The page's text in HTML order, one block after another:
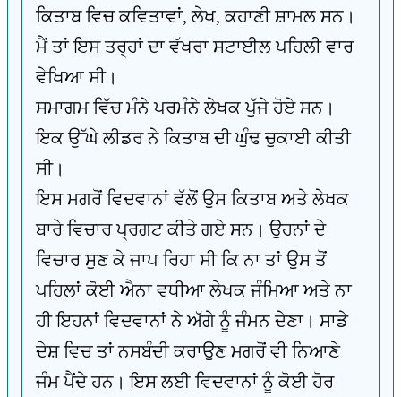
ਕਿਤਾਬ ਵਿਚ ਕਵਿਤਾਵਾਂ, ਲੇਖ, ਕਹਾਣੀ ਸ਼ਾਮਲ ਸਨ।
ਮੈਂ ਤਾਂ ਇਸ ਤਰ੍ਹਾਂ ਦਾ ਵੱਖਰਾ ਸਟਾਈਲ ਪਹਿਲੀ ਵਾਰ
ਵੇਖਿਆ ਸੀ।
ਸਮਾਗਮ ਵਿੱਚ ਮੰਨੇ ਪਰਮੰਨੇ ਲੇਖਕ ਪੁੱਜੇ ਹੋਏ ਸਨ।
ਇਕ ਉੱਘੇ ਲੀਡਰ ਨੇ ਕਿਤਾਬ ਦੀ ਘੁੰਢ ਚੁਕਾਈ ਕੀਤੀ
ਸੀ।
ਇਸ ਮਗਰੋਂ ਵਿਦਵਾਨਾਂ ਵੱਲੋਂ ਉਸ ਕਿਤਾਬ ਅਤੇ ਲੇਖਕ
ਬਾਰੇ ਵਿਚਾਰ ਪ੍ਰਗਟ ਕੀਤੇ ਗਏ ਸਨ। ਉਹਨਾਂ ਦੇ
ਵਿਚਾਰ ਸੁਣ ਕੇ ਜਾਪ ਰਿਹਾ ਸੀ ਕਿ ਨਾ ਤਾਂ ਉਸ ਤੋਂ
ਪਹਿਲਾਂ ਕੋਈ ਐਨਾ ਵਧੀਆ ਲੇਖਕ ਜੰਮਿਆ ਅਤੇ ਨਾ
ਹੀ ਇਹਨਾਂ ਵਿਦਵਾਨਾਂ ਨੇ ਅੱਗੇ ਨੂੰ ਜੰਮਨ ਦੇਣਾ। ਸਾਡੇ
ਦੇਸ਼ ਵਿਚ ਤਾਂ ਨਸਬੰਦੀ ਕਰਾਉਣ ਮਗਰੋਂ ਵੀ ਨਿਆਣੇ
ਜੰਮ ਪੈਂਦੇ ਹਨ। ਇਸ ਲਈ ਵਿਦਵਾਨਾਂ ਨੂੰ ਕੋਈ ਹੋਰ